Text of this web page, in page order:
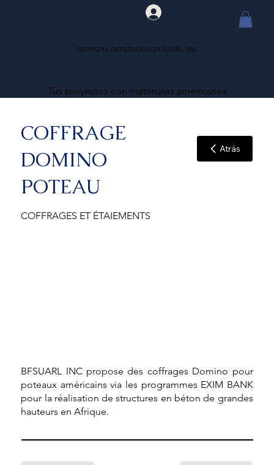
FINANZAS EMPRESARIALES SUARL, INC.
Tus proyectos con materiales americanos
COFFRAGE
DOMINO
POTEAU
COFFRAGES ET ÉTAIEMENTS
Atrás
BFSUARL INC propose des coffrages Domino pour
poteaux américains via les programmes EXIM BANK
pour la réalisation de structures en béton de grandes
hauteurs en Afrique.